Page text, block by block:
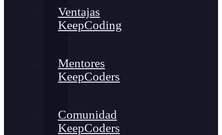
Ventajas
KeepCoding
Mentores
KeepCoders
Comunidad
KeepCoders